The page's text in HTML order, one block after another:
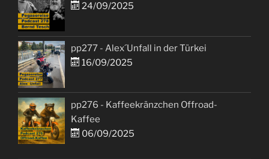
24/09/2025
pp277 - Alex´Unfall in der Türkei
16/09/2025
pp276 - Kaffeekränzchen Offroad-
Kaffee
06/09/2025